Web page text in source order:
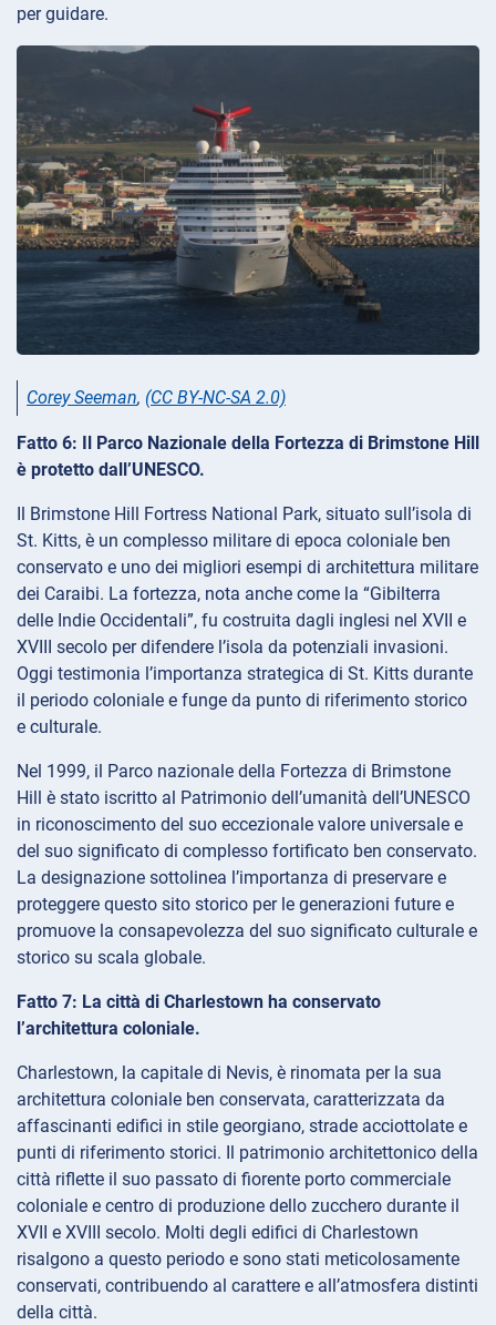
per guidare.
Corey Seeman, (CC BY-NC-SA 2.0)
Fatto 6: Il Parco Nazionale della Fortezza di Brimstone Hill
è protetto dall’UNESCO.
Il Brimstone Hill Fortress National Park, situato sull’isola di
St. Kitts, è un complesso militare di epoca coloniale ben
conservato e uno dei migliori esempi di architettura militare
dei Caraibi. La fortezza, nota anche come la “Gibilterra
delle Indie Occidentali”, fu costruita dagli inglesi nel XVII e
XVIII secolo per difendere l’isola da potenziali invasioni.
Oggi testimonia l’importanza strategica di St. Kitts durante
il periodo coloniale e funge da punto di riferimento storico
e culturale.
Nel 1999, il Parco nazionale della Fortezza di Brimstone
Hill è stato iscritto al Patrimonio dell’umanità dell’UNESCO
in riconoscimento del suo eccezionale valore universale e
del suo significato di complesso fortificato ben conservato.
La designazione sottolinea l’importanza di preservare e
proteggere questo sito storico per le generazioni future e
promuove la consapevolezza del suo significato culturale e
storico su scala globale.
Fatto 7: La città di Charlestown ha conservato
l’architettura coloniale.
Charlestown, la capitale di Nevis, è rinomata per la sua
architettura coloniale ben conservata, caratterizzata da
affascinanti edifici in stile georgiano, strade acciottolate e
punti di riferimento storici. Il patrimonio architettonico della
città riflette il suo passato di fiorente porto commerciale
coloniale e centro di produzione dello zucchero durante il
XVII e XVIII secolo. Molti degli edifici di Charlestown
risalgono a questo periodo e sono stati meticolosamente
conservati, contribuendo al carattere e all’atmosfera distinti
della città.